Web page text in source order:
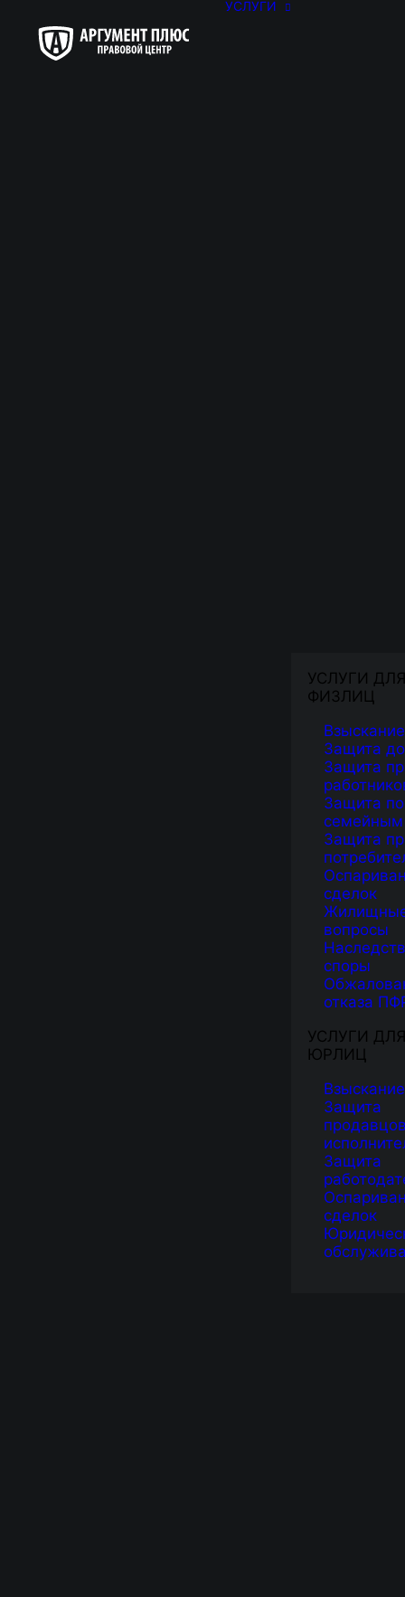
УСЛУГИ
УСЛУГИ ДЛЯ
ФИЗЛИЦ
Защита
Защита
Защита по
Защита
сделок
вопросы
споры
отказа
УСЛУГИ ДЛЯ
ЮРЛИЦ
Защита
Защита
сделок